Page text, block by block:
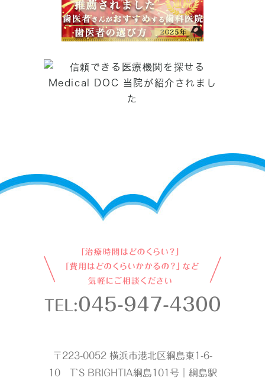
TEL:045-947-4300
〒223-0052 横浜市港北区綱島東1-6-
10 T`S BRIGHTIA綱島101号｜綱島駅